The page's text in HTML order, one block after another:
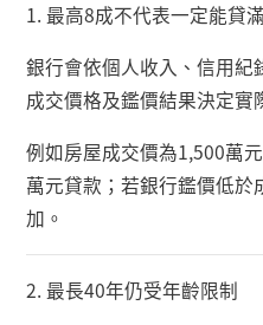
1. 最高8成不代表一定能貸滿
銀行會依個人收入、信用紀
成交價格及鑑價結果決定實
例如房屋成交價為1,500萬
萬元貸款；若銀行鑑價低
加。
2. 最長40年仍受年齡限制